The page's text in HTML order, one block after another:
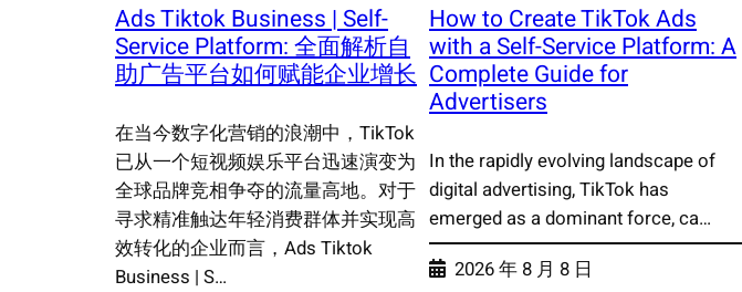
Ads Tiktok Business | Self-
Service Platform: 全面解析自
助广告平台如何赋能企业增长
在当今数字化营销的浪潮中，TikTok
已从一个短视频娱乐平台迅速演变为
全球品牌竞相争夺的流量高地。对于
寻求精准触达年轻消费群体并实现高
效转化的企业而言，Ads Tiktok
Business | S…
How to Create TikTok Ads
with a Self-Service Platform: A
Complete Guide for
Advertisers
In the rapidly evolving landscape of
digital advertising, TikTok has
emerged as a dominant force, ca…
2026 年 8 月 8 日